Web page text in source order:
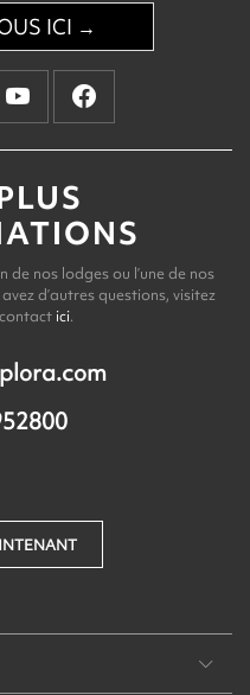
ICI →
de nos lodges ou l’une de nos
d’autres questions, visitez
ici.